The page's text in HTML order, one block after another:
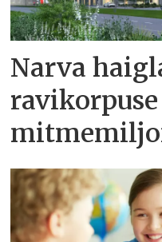
Narva